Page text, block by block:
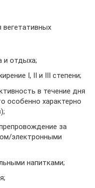
вегетативных
и отдыха;
I, II и III степени;
в течение дня
особенно характерно
за
электронными
напитками;